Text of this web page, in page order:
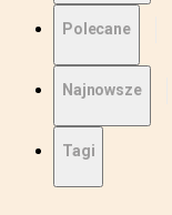
Polecane
Najnowsze
Tagi